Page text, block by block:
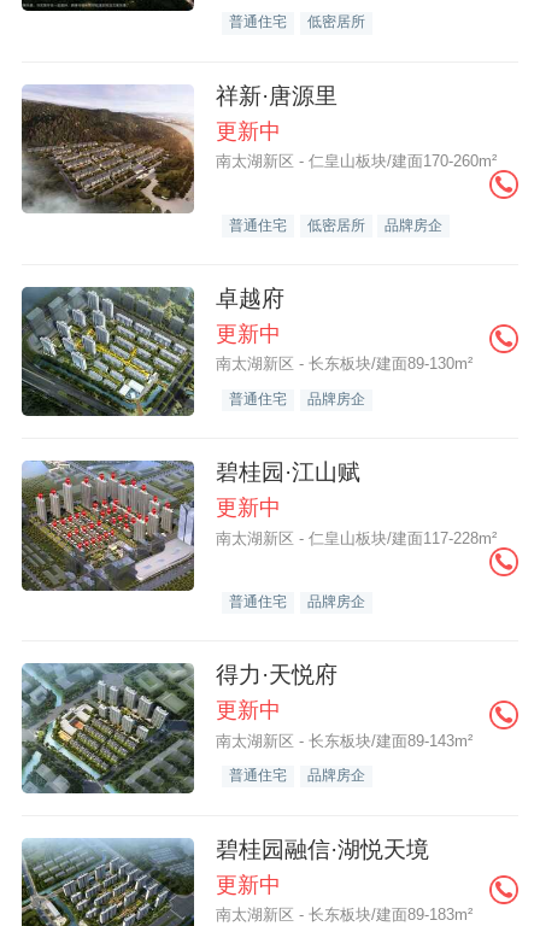
普通住宅 低密居所
祥新·唐源里
更新中
南太湖新区 - 仁皇山板块/建面170-260m²
普通住宅 低密居所 品牌房企
卓越府
更新中
南太湖新区 - 长东板块/建面89-130m²
普通住宅 品牌房企
碧桂园·江山赋
更新中
南太湖新区 - 仁皇山板块/建面117-228m²
普通住宅 品牌房企
得力·天悦府
更新中
南太湖新区 - 长东板块/建面89-143m²
普通住宅 品牌房企
碧桂园融信·湖悦天境
更新中
南太湖新区 - 长东板块/建面89-183m²